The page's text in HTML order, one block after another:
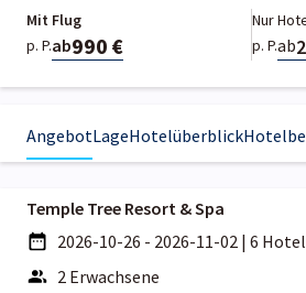
Mit Flug
p. P.ab990 €
Nur
p. P.ab
AngebotLageHotelüberblick
Temple Tree Resort & Spa
2026-10-26 - 2026-11-02 | 6
2 Erwachsene